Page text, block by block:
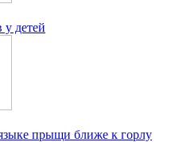
у детей
прыщи ближе к горлу